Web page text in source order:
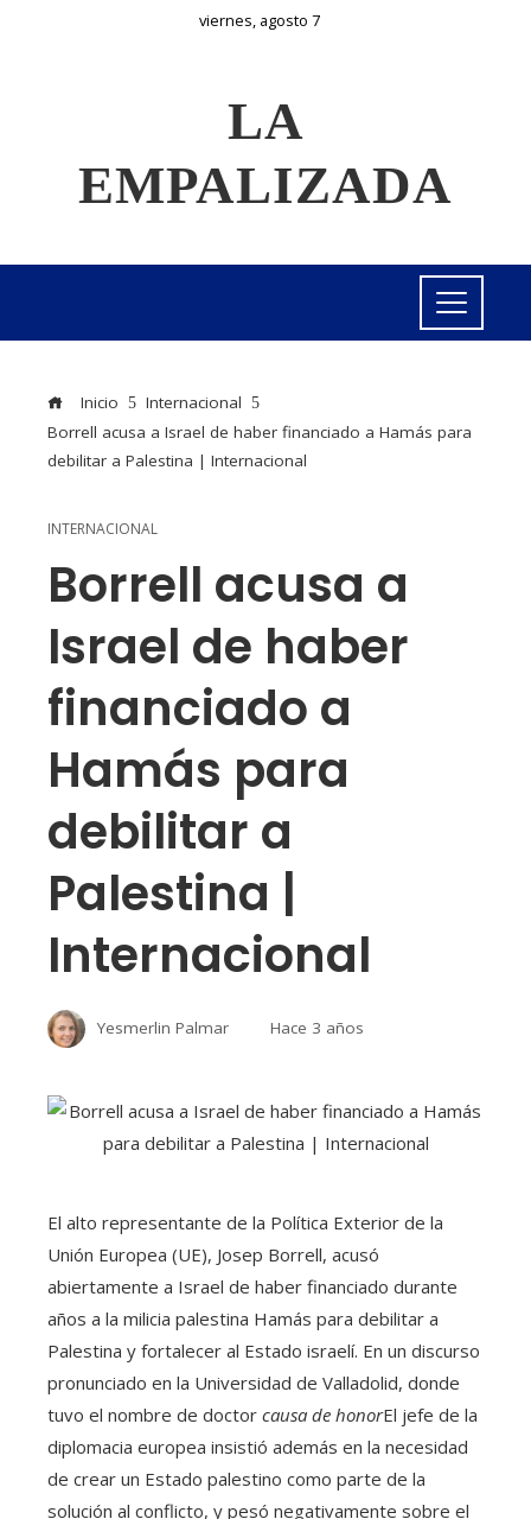
viernes, agosto 7
LA
EMPALIZADA
Inicio
Internacional
Borrell acusa a Israel de haber financiado a Hamás para
debilitar a Palestina | Internacional
INTERNACIONAL
Borrell acusa a
Israel de haber
financiado a
Hamás para
debilitar a
Palestina |
Internacional
Yesmerlin Palmar Hace 3 años
El alto representante de la Política Exterior de la
Unión Europea (UE), Josep Borrell, acusó
abiertamente a Israel de haber financiado durante
años a la milicia palestina Hamás para debilitar a
Palestina y fortalecer al Estado israelí. En un discurso
pronunciado en la Universidad de Valladolid, donde
tuvo el nombre de doctor causa de honorEl jefe de la
diplomacia europea insistió además en la necesidad
de crear un Estado palestino como parte de la
solución al conflicto, y pesó negativamente sobre el